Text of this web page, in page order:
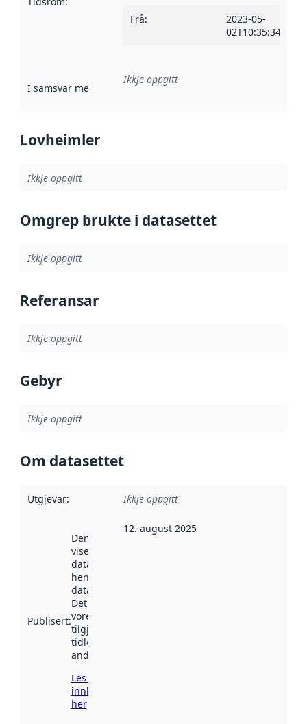
Frå:
2023-05-
I samsvar med Referanse til ei implementeringsregel eller
Ikkje oppgitt
Lovheimler
Ikkje oppgitt
Omgrep brukte i datasettet
Ikkje oppgitt
Referansar
Ikkje oppgitt
Gebyr
Ikkje oppgitt
Om datasettet
Utgjevar: Ikkje oppgitt
Publisert:
Denne datoen
viser når
datasettet vart
henta inn av
data.norge.no.
Det kan ha
vore
tilgjengeleg
tidlegare
andre stader.
Les meir om
innhenting
her
12. august 2025